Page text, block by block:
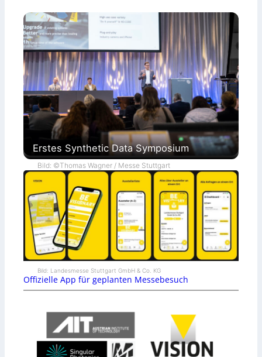
Erstes Synthetic Data Symposium
Bild: ©Thomas Wagner / Messe Stuttgart
Bild: Landesmesse Stuttgart GmbH & Co. KG
Offizielle App für geplanten Messebesuch